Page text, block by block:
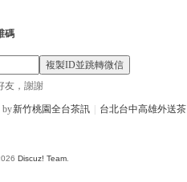
碼
複製ID並跳轉微信
友，謝謝
新竹桃園全台茶訊 台北台中高雄外送茶
by
Discuz! Team